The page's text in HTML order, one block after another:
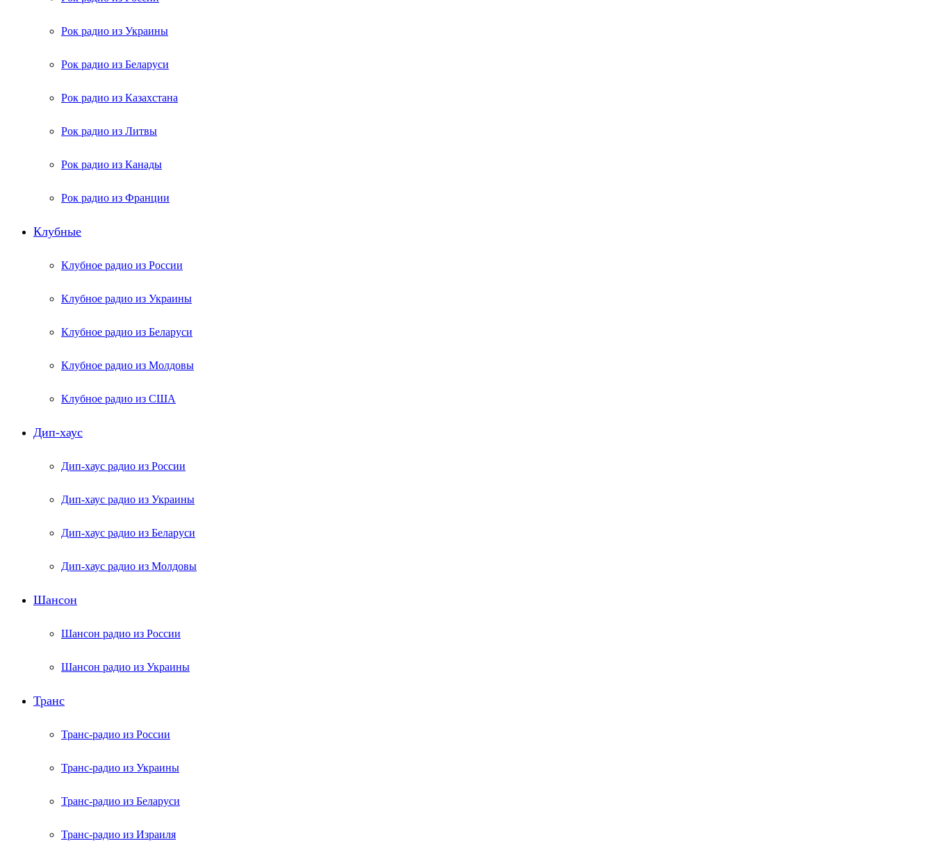
Рок радио из Украины
Рок радио из Беларуси
Рок радио из Казахстана
Рок радио из Литвы
Рок радио из Канады
Рок радио из Франции
Клубные
Клубное радио из России
Клубное радио из Украины
Клубное радио из Беларуси
Клубное радио из Молдовы
Клубное радио из США
Дип-хаус
Дип-хаус радио из России
Дип-хаус радио из Украины
Дип-хаус радио из Беларуси
Дип-хаус радио из Молдовы
Шансон
Шансон радио из России
Шансон радио из Украины
Транс
Транс-радио из России
Транс-радио из Украины
Транс-радио из Беларуси
Транс-радио из Израиля